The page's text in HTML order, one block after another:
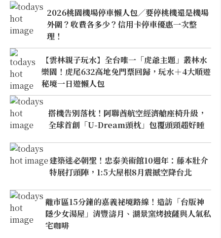
2026桃園機場停車懶人包／要停桃機還是機場
外圍？收費各多少？信用卡停車優惠一次整
理！
【雲林親子玩水】全台唯一「虎爺主題」叢林水
樂園！虎尾632高地免門票回歸，玩水＋4大順遊
秘境一日遊懶人包
搭機告別落枕！阿聯酋航空經濟艙座椅升級，
全球首創「U-Dream頭枕」包覆頭頸超好睡
建築迷必朝聖！忠泰美術館10週年：藤本壯介
特展打頭陣，1:5大屋根8月震撼空降台北
離市區15分鐘的嘉義祕境路線！造訪「台版神
隱少女湯屋」清豐濤月、湖景窯烤披薩與人氣私
宅咖啡